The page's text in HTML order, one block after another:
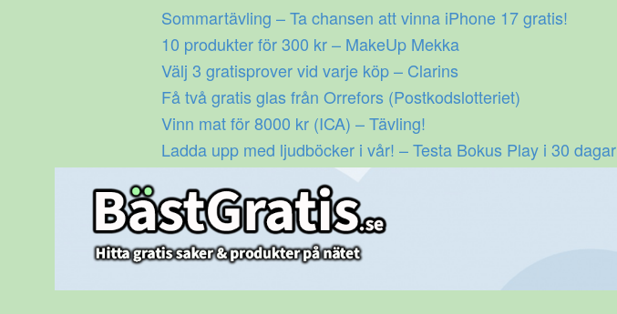
Sommartävling – Ta chansen att vinna iPhone 17 gratis!
10 produkter för 300 kr – MakeUp Mekka
Välj 3 gratisprover vid varje köp – Clarins
Få två gratis glas från Orrefors (Postkodslotteriet)
Vinn mat för 8000 kr (ICA) – Tävling!
Ladda upp med ljudböcker i vår! – Testa Bokus Play i 30 dagar